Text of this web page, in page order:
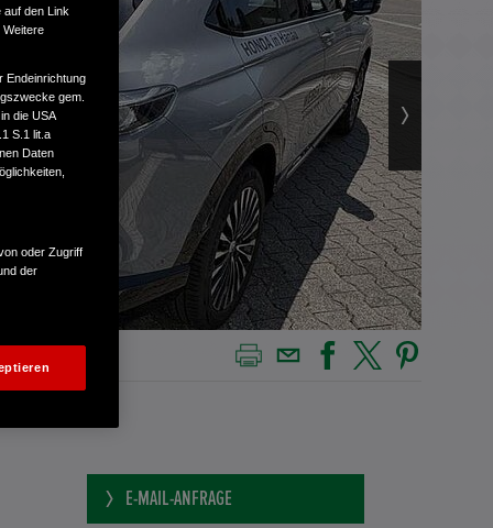
E-MAIL-ANFRAGE
auf den Link
Weitere
Endeinrichtung
gem.
die USA
S.1 lit.a
Daten
oder Zugriff
der